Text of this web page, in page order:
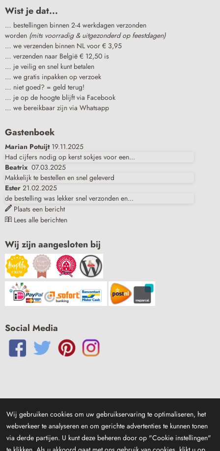
Wist je dat...
… bestellingen binnen 2-4 werkdagen verzonden
worden (mits voorradig & uitgezonderd op feestdagen)
… we verzenden binnen NL voor € 3,95
… verzenden naar België € 12,50 is
… je veilig en snel kunt betalen
… we gratis inpakken op verzoek
… niet goed? = geld terug!
… je op de hoogte blijft via Facebook
… we bereikbaar zijn via Whatsapp
Gastenboek
Marian Potuijt 19.11.2025
Had cijfers nodig op kerst sokjes voor een...
Beatrix 07.03.2025
Makkelijk te bestellen en snel geleverd
Ester 21.02.2025
de bestelling was lekker snel verzonden en...
Plaats een bericht
Lees alle berichten
Wij zijn aangesloten bij
Social Media
Wij gebruiken cookies om uw gebruikservaring te optimaliseren, het
webverkeer te analyseren en om gerichte advertenties te kunnen tonen
via derde partijen. U kunt deze beheren door op "Cookie instellingen"